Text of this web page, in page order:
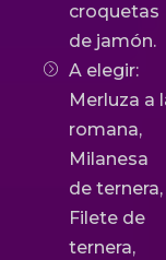
croquetas
de jamón.
A elegir:
Merluza a
romana,
Milanesa
de ternera,
Filete de
ternera,